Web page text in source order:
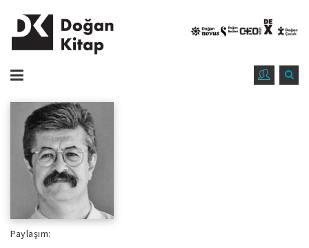
Paylaşım: